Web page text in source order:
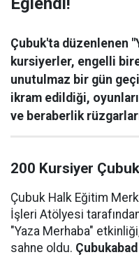
Çubuk'ta düzenlenen
kursiyerler, engelli
unutulmaz bir gün
ikram edildiği,
ve beraberlik
200 Kursiyer
Çubuk Halk Eğitim
İşleri Atölyesi
"Yaza Merhaba"
sahne oldu. Çubukabad